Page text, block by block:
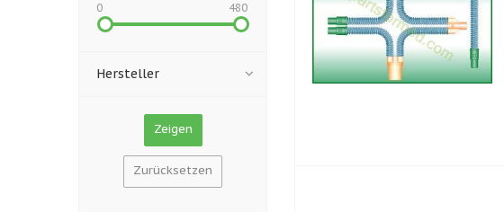
0 480
Hersteller
Zurücksetzen